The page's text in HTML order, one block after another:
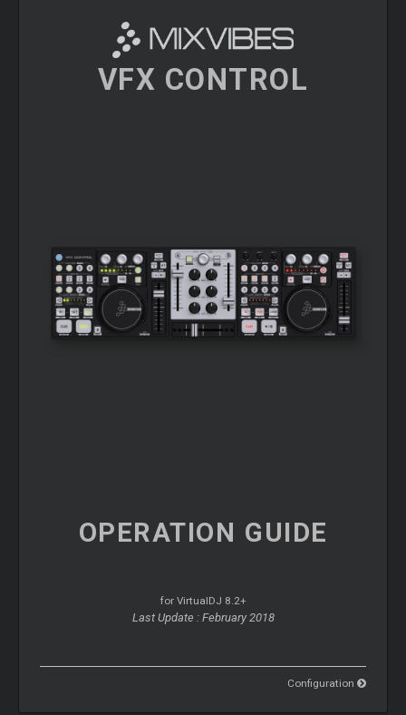
VFX CONTROL
OPERATION GUIDE
for VirtualDJ 8.2+
Last Update : February 2018
Configuration